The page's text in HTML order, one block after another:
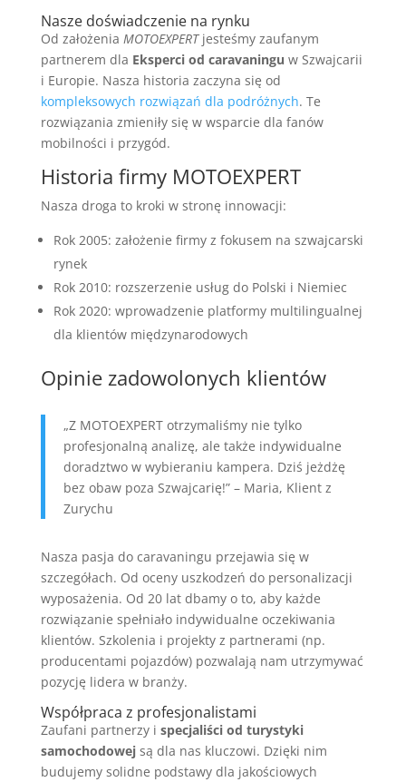
Nasze doświadczenie na rynku
Od założenia MOTOEXPERTjesteśmy zaufanym
partnerem dla Eksperci od caravaningu w Szwajcarii
i Europie. Nasza historia zaczyna się od
kompleksowych rozwiązań dla podróżnych. Te
rozwiązania zmieniły się w wsparcie dla fanów
mobilności i przygód.
Historia firmy MOTOEXPERT
Nasza droga to kroki w stronę innowacji:
Rok 2005: założenie firmy z fokusem na szwajcarski
rynek
Rok 2010: rozszerzenie usług do Polski i Niemiec
Rok 2020: wprowadzenie platformy multilingualnej
dla klientów międzynarodowych
Opinie zadowolonych klientów
„Z MOTOEXPERT otrzymaliśmy nie tylko
profesjonalną analizę, ale także indywidualne
doradztwo w wybieraniu kampera. Dziś jeżdżę
bez obaw poza Szwajcarię!” – Maria, Klient z
Zurychu
Nasza pasja do caravaningu przejawia się w
szczegółach. Od oceny uszkodzeń do personalizacji
wyposażenia. Od 20 lat dbamy o to, aby każde
rozwiązanie spełniało indywidualne oczekiwania
klientów. Szkolenia i projekty z partnerami (np.
producentami pojazdów) pozwalają nam utrzymywać
pozycję lidera w branży.
Współpraca z profesjonalistami
Zaufani partnerzy i specjaliści od turystyki
samochodowejsą dla nas kluczowi. Dzięki nim
budujemy solidne podstawy dla jakościowych